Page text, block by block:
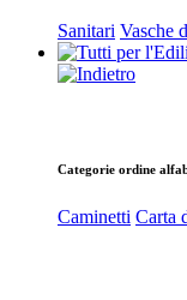
Sanitari Vasche
Categorie ordine
Caminetti Carta